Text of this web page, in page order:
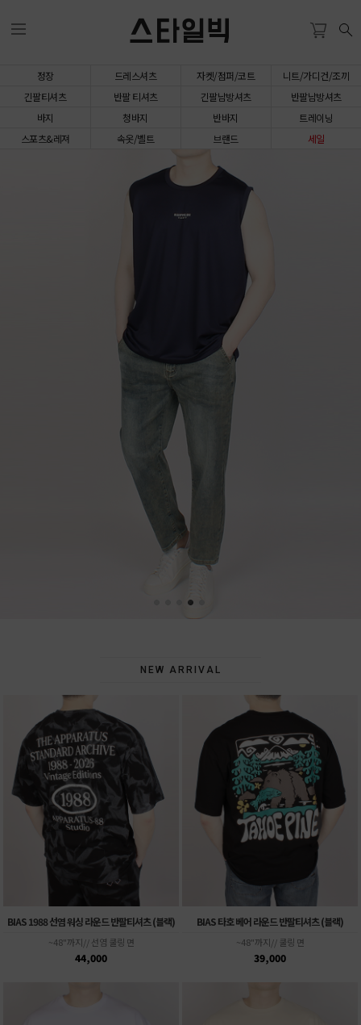
스타일빅
정장 드레스셔츠 자켓/점퍼/코트
니트/가디건/조끼
긴팔티셔츠
반팔 티셔츠 긴팔남방셔츠
반팔남방셔츠
바지
청바지 반바지
트레이닝
스포츠&레져
속옷/벨트 브랜드 세일
NEW ARRIVAL
BIAS 1988 선염 워싱 라운드 반팔티셔츠 (블랙)
~48"까지// 선염 쿨링 면
44,000
BIAS 타호 베어 라운드 반팔티셔츠 (블랙)
~48"까지// 쿨링 면
39,000